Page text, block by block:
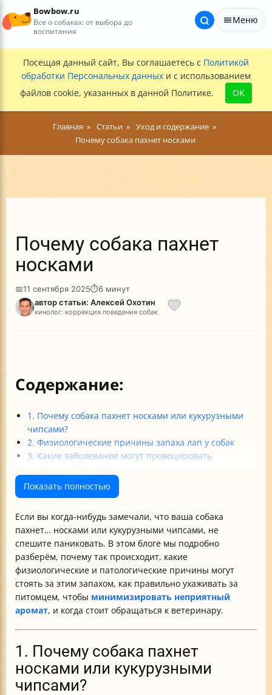
Bowbow.ru
Все о собаках: от выбора до
воспитания
Меню
Посещая данный сайт, Вы соглашаетесь с Политикой
обработки Персональных данных и с использованием
файлов cookie, указанных в данной Политике.
OK
Главная Статьи
Уход и содержание
Почему собака пахнет носками
Почему собака пахнет
носками
📅11 сентября 2025⏱6 минут
автор статьи: Алексей Охотин
кинолог: коррекция поведения собак
Содержание:
1. Почему собака пахнет носками или кукурузными
чипсами?
2. Физиологические причины запаха лап у собак
3. Какие заболевания могут провоцировать
4. Как определить, что запах — признак серьёзного
заболевания?
6. Влияние питания и окружающей среды на запах
7. Распознавание и предупреждение проблем
8. Натуральные и дополнительные методы борьбы с
запахом
Итог: как сделать так, чтобы ваша собака пахла
приятно?
Заключение
Показать полностью
Если вы когда-нибудь замечали, что ваша собака
пахнет… носками или кукурузными чипсами, не
спешите паниковать. В этом блоге мы подробно
разберём, почему так происходит, какие
физиологические и патологические причины могут
стоять за этим запахом, как правильно ухаживать за
питомцем, чтобы минимизировать неприятный
аромат, и когда стоит обращаться к ветеринару.
1. Почему собака пахнет
носками или кукурузными
чипсами?